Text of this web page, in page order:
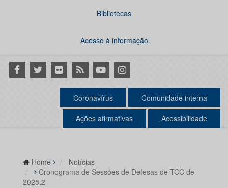
Bibliotecas
Acesso à informação
Facebook
Twitter Flickr RSS YoutubeInstagram
Coronavírus Comunidade interna
Ações afirmativas Acessibilidade
Home
Notícias
Cronograma de Sessões de Defesas de TCC de
2025.2